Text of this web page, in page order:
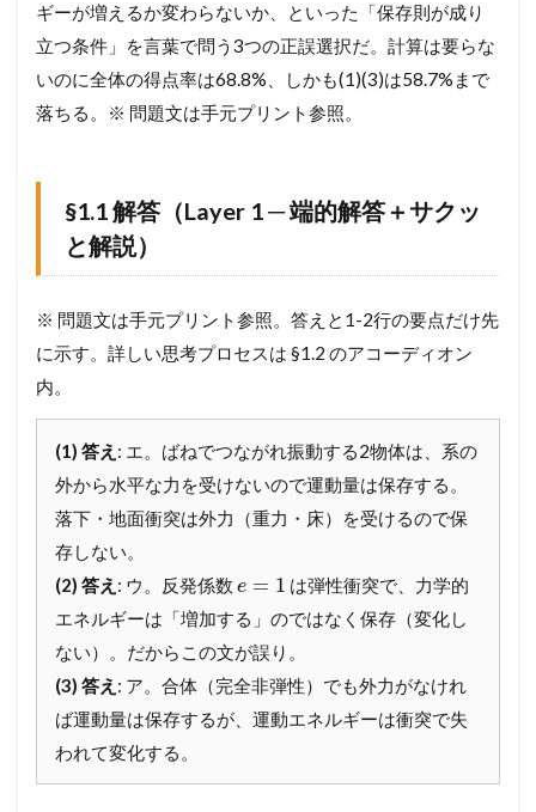
す
る
し
な
判
定
す
る
3
§
動
・
力
・
円
動
・
慣
性
力
の
小
問
ギーが増えるか変わらないか、といった「保存則が成り
立つ条件」を言葉で問う3つの正誤選択だ。計算は要らな
いのに全体の得点率は68.8%、しかも(1)(3)は58.7%まで
落ちる。※ 問題文は手元プリント参照。
§1.1 解答（Layer 1 ─ 端的解答＋サクッ
と解説）
※ 問題文は手元プリント参照。答えと1-2行の要点だけ先
に示す。詳しい思考プロセスは §1.2 のアコーディオン
内。
(1) 答え : エ。ばねでつながれ振動する2物体は、系の
外から水平な力を受けないので運動量は保存する。
落下・地面衝突は外力（重力・床）を受けるので保
存しない。
(2) 答え : ウ。反発係数e = 1 は弾性衝突で、力学的
エネルギーは「増加する」のではなく保存（変化し
ない）。だからこの文が誤り。
(3) 答え : ア。合体（完全非弾性）でも外力がなけれ
ば運動量は保存するが、運動エネルギーは衝突で失
われて変化する。